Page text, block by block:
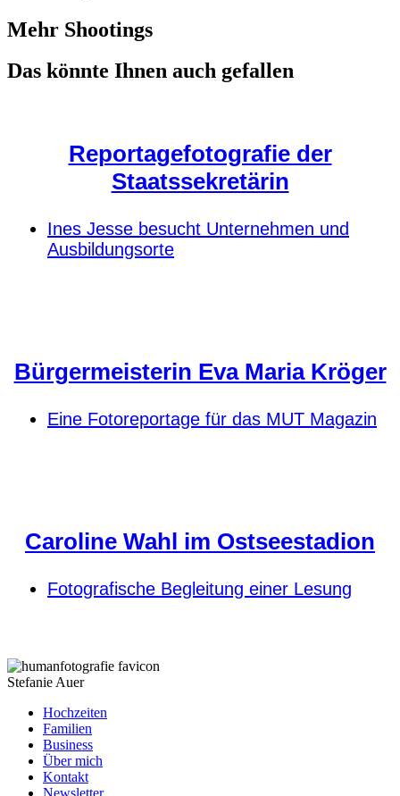
Mehr Shootings
Das könnte Ihnen auch gefallen
Reportagefotografie der
Staatssekretärin
Ines Jesse besucht Unternehmen und
Ausbildungsorte
Bürgermeisterin Eva Maria Kröger
Eine Fotoreportage für das MUT Magazin
Caroline Wahl im Ostseestadion
Fotografische Begleitung einer Lesung
Stefanie Auer
Hochzeiten
Familien
Business
Über mich
Kontakt